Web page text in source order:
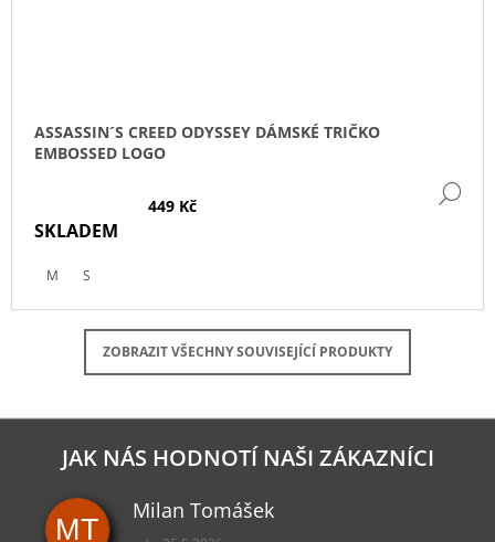
ASSASSIN´S CREED ODYSSEY DÁMSKÉ TRIČKO
EMBOSSED LOGO
449 Kč
SKLADEM
M S
ZOBRAZIT VŠECHNY SOUVISEJÍCÍ PRODUKTY
JAK NÁS HODNOTÍ NAŠI ZÁKAZNÍCI
MT
Milan Tomášek